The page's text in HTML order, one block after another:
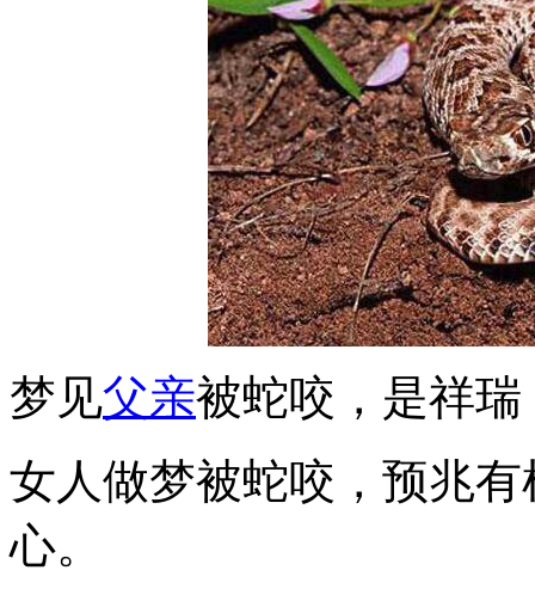
梦见父亲被蛇咬，是祥
女人做梦被蛇咬，预兆有
心。